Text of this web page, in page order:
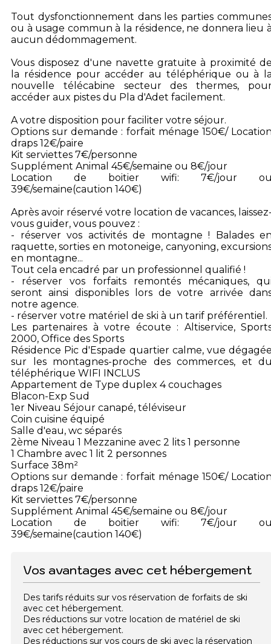
Tout dysfonctionnement dans les parties
ou à usage commun à la résidence, ne donnera lieu
aucun dédommagement.
Vous disposez d'une navette gratuite à proximité
la résidence pour accéder au téléphérique ou à
nouvelle télécabine secteur des thermes,
accéder aux pistes du Pla d'Adet facilement.
A votre disposition pour faciliter votre séjour.
Options sur demande : forfait ménage 150€/
draps 12€/paire
Kit serviettes 7€/personne
Supplément Animal 45€/semaine ou 8€/jour
Location de boitier wifi: 7€/jour
39€/semaine(caution 140€)
Après avoir réservé votre location de vacances,
vous guider, vous pouvez :
- réserver vos activités de montagne ! Balades
raquette, sorties en motoneige, canyoning,
en montagne...
Tout cela encadré par un professionnel qualifié !
- réserver vos forfaits remontés mécaniques,
seront ainsi disponibles lors de votre arrivée
notre agence.
- réserver votre matériel de ski à un tarif préférentiel.
Les partenaires à votre écoute : Altiservice,
2000, Office des Sports
Résidence Pic d'Espade quartier calme, vue
sur les montagnes-proche des commerces, et
téléphérique WIFI INCLUS
Appartement de Type duplex 4 couchages
Blacon-Exp Sud
1er Niveau Séjour canapé, téléviseur
Coin cuisine équipé
Salle d'eau, wc séparés
2ème Niveau 1 Mezzanine avec 2 lits 1 personne
1 Chambre avec 1 lit 2 personnes
Surface 38m²
Options sur demande : forfait ménage 150€/
draps 12€/paire
Kit serviettes 7€/personne
Supplément Animal 45€/semaine ou 8€/jour
Location de boitier wifi: 7€/jour
39€/semaine(caution 140€)
Vos avantages avec cet hébergement
Des tarifs réduits sur vos réservation de forfaits de ski
avec cet hébergement.
Des réductions sur votre location de matériel de ski
avec cet hébergement.
Des réductions sur vos cours de ski avec la réservation